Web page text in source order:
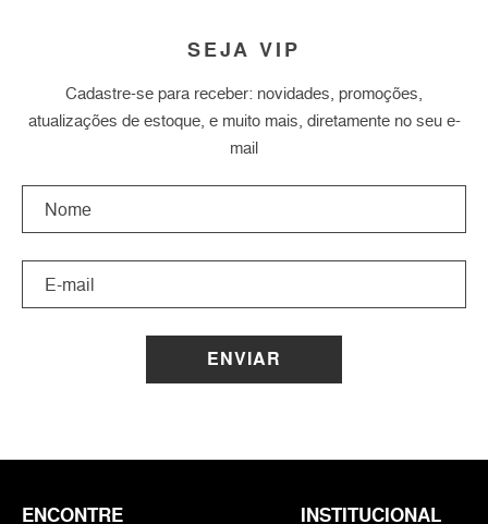
SEJA VIP
Cadastre-se para receber: novidades, promoções,
atualizações de estoque, e muito mais, diretamente no seu e-
mail
ENVIAR
ENCONTRE INSTITUCIONAL